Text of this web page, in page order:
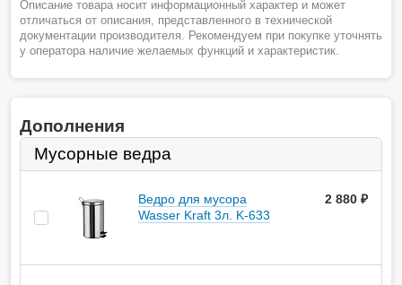
Описание товара носит информационный характер и может
отличаться от описания, представленного в технической
документации производителя. Рекомендуем при покупке уточнять
у оператора наличие желаемых функций и характеристик.
Дополнения
Мусорные ведра
Ведро для мусора
Wasser Kraft 3л. K-633
2 880